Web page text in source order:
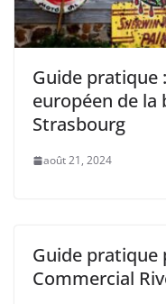
Guide pratique
européen de la
Strasbourg
août 21, 2024
Guide pratique
Commercial